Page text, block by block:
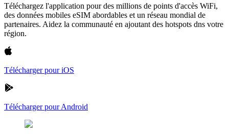
Téléchargez l'application pour des millions de points d'accès WiFi,
des données mobiles eSIM abordables et un réseau mondial de
partenaires. Aidez la communauté en ajoutant des hotspots dns votre
région.
Télécharger pour iOS
Télécharger pour Android